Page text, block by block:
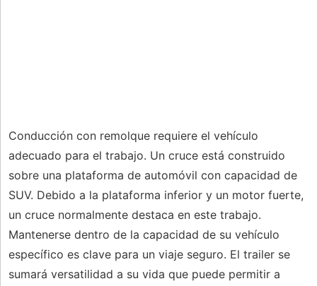
Conducción con remolque requiere el vehículo
adecuado para el trabajo. Un cruce está construido
sobre una plataforma de automóvil con capacidad de
SUV. Debido a la plataforma inferior y un motor fuerte,
un cruce normalmente destaca en este trabajo.
Mantenerse dentro de la capacidad de su vehículo
específico es clave para un viaje seguro. El trailer se
sumará versatilidad a su vida que puede permitir a